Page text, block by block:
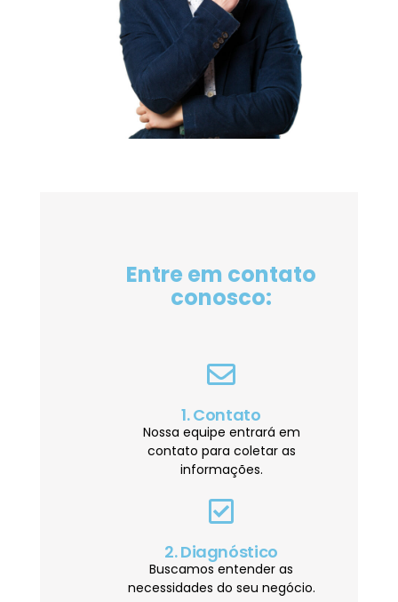
Entre em contato
conosco:
1. Contato
Nossa equipe entrará em
contato para coletar as
informações.
2. Diagnóstico
Buscamos entender as
necessidades do seu negócio.